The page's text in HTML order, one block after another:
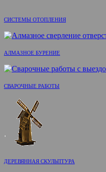
СИСТЕМЫ ОТОПЛЕНИЯ
АЛМАЗНОЕ БУРЕНИЕ
СВАРОЧНЫЕ РАБОТЫ
ДЕРЕВЯННАЯ СКУЛЬПТУРА